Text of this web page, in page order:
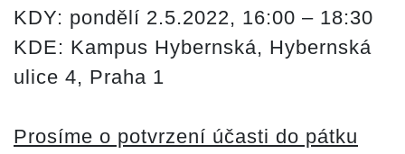
KDY: pondělí 2.5.2022, 16:00 – 18:30
KDE: Kampus Hybernská, Hybernská
ulice 4, Praha 1
Prosíme o potvrzení účasti do pátku